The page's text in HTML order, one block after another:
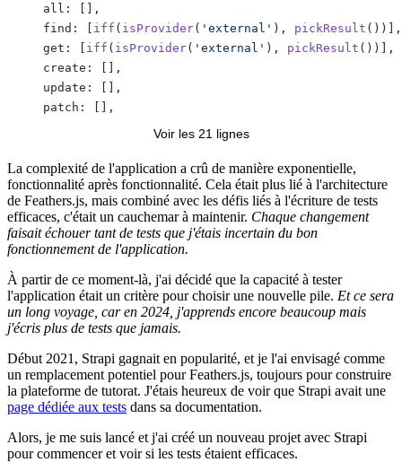
    all: [],
    find: [
iff ( isProvider( 'external' ), pickResult ())],
    get: [
iff ( isProvider( 'external' ), pickResult ())],
    create: [],
    update: [],
    patch: [],
}
Voir les 21 lignes
La complexité de l'application a crû de manière exponentielle,
fonctionnalité après fonctionnalité. Cela était plus lié à l'architecture
de Feathers.js, mais combiné avec les défis liés à l'écriture de tests
efficaces, c'était un cauchemar à maintenir. Chaque changement
faisait échouer tant de tests que j'étais incertain du bon
fonctionnement de l'application.
À partir de ce moment-là, j'ai décidé que la capacité à tester
l'application était un critère pour choisir une nouvelle pile. Et ce sera
un long voyage, car en 2024, j'apprends encore beaucoup mais
j'écris plus de tests que jamais.
Début 2021, Strapi gagnait en popularité, et je l'ai envisagé comme
un remplacement potentiel pour Feathers.js, toujours pour construire
la plateforme de tutorat. J'étais heureux de voir que Strapi avait une
page dédiée aux tests dans sa documentation.
Alors, je me suis lancé et j'ai créé un nouveau projet avec Strapi
pour commencer et voir si les tests étaient efficaces.